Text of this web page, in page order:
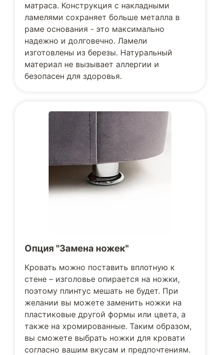
матраса. Конструкция с накладными
ламелями сохраняет больше металла в
раме основания - это максимально
надежно и долговечно. Ламели
изготовлены из березы. Натуральный
материал не вызывает аллергии и
безопасен для здоровья.
Опция "Замена ножек"
Кровать можно поставить вплотную к
стене – изголовье опирается на ножки,
поэтому плинтус мешать не будет. При
желании вы можете заменить ножки на
пластиковые другой формы или цвета, а
также на хромированные. Таким образом,
вы сможете выбрать ножки для кровати
согласно вашим вкусам и предпочтениям.